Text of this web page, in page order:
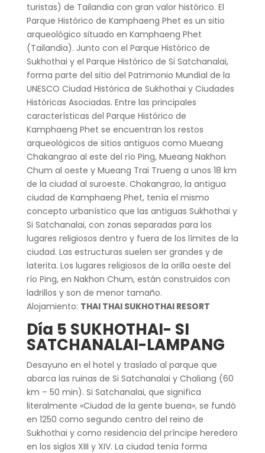
turistas) de Tailandia con gran valor histórico. El
Parque Histórico de Kamphaeng Phet es un sitio
arqueológico situado en Kamphaeng Phet
(Tailandia). Junto con el Parque Histórico de
Sukhothai y el Parque Histórico de Si Satchanalai,
forma parte del sitio del Patrimonio Mundial de la
UNESCO Ciudad Histórica de Sukhothai y Ciudades
Históricas Asociadas. Entre las principales
características del Parque Histórico de
Kamphaeng Phet se encuentran los restos
arqueológicos de sitios antiguos como Mueang
Chakangrao al este del río Ping, Mueang Nakhon
Chum al oeste y Mueang Trai Trueng a unos 18 km
de la ciudad al suroeste. Chakangrao, la antigua
ciudad de Kamphaeng Phet, tenía el mismo
concepto urbanístico que las antiguas Sukhothai y
Si Satchanalai, con zonas separadas para los
lugares religiosos dentro y fuera de los límites de la
ciudad. Las estructuras suelen ser grandes y de
laterita. Los lugares religiosos de la orilla oeste del
río Ping, en Nakhon Chum, están construidos con
ladrillos y son de menor tamaño.
Alojamiento: THAI THAI SUKHOTHAI RESORT
Día 5 SUKHOTHAI- SI
SATCHANALAI-LAMPANG
Desayuno en el hotel y traslado al parque que
abarca las ruinas de Si Satchanalai y Chaliang (60
km – 50 min). Si Satchanalai, que significa
literalmente «Ciudad de la gente buena», se fundó
en 1250 como segundo centro del reino de
Sukhothai y como residencia del príncipe heredero
en los siglos XIII y XIV. La ciudad tenía forma